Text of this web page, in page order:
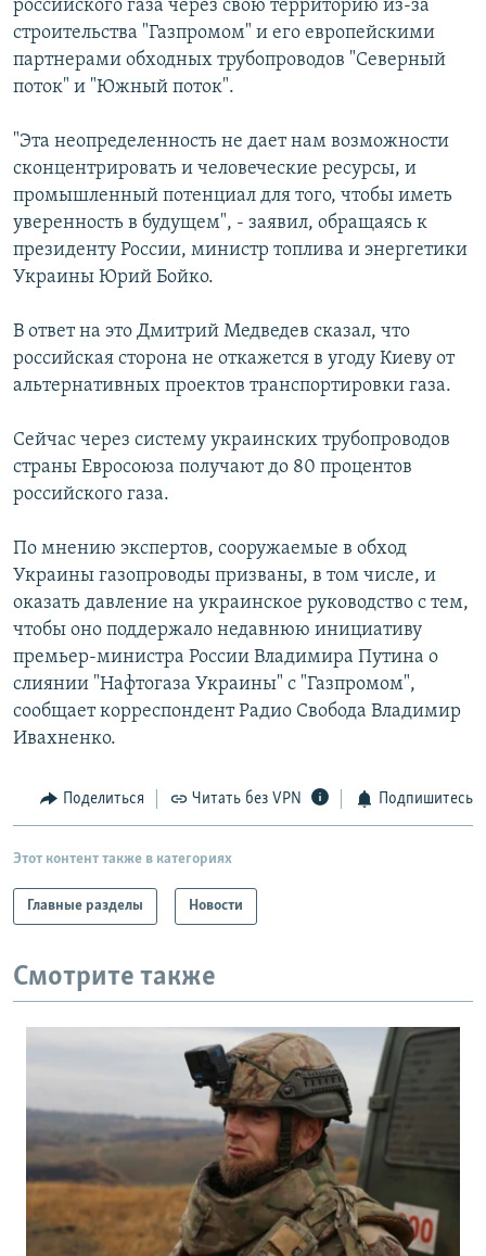
российского газа через свою территорию из-за
строительства "Газпромом" и его европейскими
партнерами обходных трубопроводов "Северный
поток" и "Южный поток".
"Эта неопределенность не дает нам возможности
сконцентрировать и человеческие ресурсы, и
промышленный потенциал для того, чтобы иметь
уверенность в будущем", - заявил, обращаясь к
президенту России, министр топлива и энергетики
Украины Юрий Бойко.
В ответ на это Дмитрий Медведев сказал, что
российская сторона не откажется в угоду Киеву от
альтернативных проектов транспортировки газа.
Сейчас через систему украинских трубопроводов
страны Евросоюза получают до 80 процентов
российского газа.
По мнению экспертов, сооружаемые в обход
Украины газопроводы призваны, в том числе, и
оказать давление на украинское руководство с тем,
чтобы оно поддержало недавнюю инициативу
премьер-министра России Владимира Путина о
слиянии "Нафтогаза Украины" с "Газпромом",
сообщает корреспондент Радио Свобода Владимир
Ивахненко.
Поделиться Читать без VPN Подпишитесь
Этот контент также в категориях
Главные разделы Новости
Смотрите также